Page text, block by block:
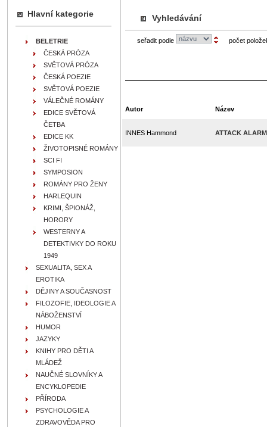
Vyhledávání
seřadit podle počet
Autor Název
INNES Hammond ATTACK ALARM
Hlavní kategorie
BELETRIE
ČESKÁ PRÓZA
SVĚTOVÁ PRÓZA
ČESKÁ POEZIE
SVĚTOVÁ POEZIE
VÁLEČNÉ ROMÁNY
EDICE SVĚTOVÁ
ČETBA
EDICE KK
ŽIVOTOPISNÉ ROMÁNY
SCI FI
SYMPOSION
ROMÁNY PRO ŽENY
HARLEQUIN
KRIMI, ŠPIONÁŽ,
HORORY
WESTERNY A
DETEKTIVKY DO ROKU
1949
SEXUALITA, SEX A
EROTIKA
DĚJINY A SOUČASNOST
FILOZOFIE, IDEOLOGIE A
NÁBOŽENSTVÍ
HUMOR
JAZYKY
KNIHY PRO DĚTI A
MLÁDEŽ
NAUČNÉ SLOVNÍKY A
ENCYKLOPEDIE
PŘÍRODA
PSYCHOLOGIE A
ZDRAVOVĚDA PRO